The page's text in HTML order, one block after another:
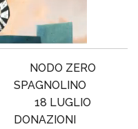
NODO ZERO
SPAGNOLINO
18 LUGLIO
DONAZIONI